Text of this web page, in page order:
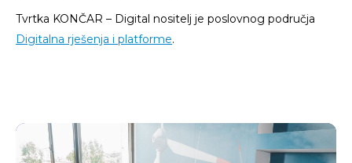
Tvrtka KONČAR – Digital nositelj je poslovnog područja
Digitalna rješenja i platforme.